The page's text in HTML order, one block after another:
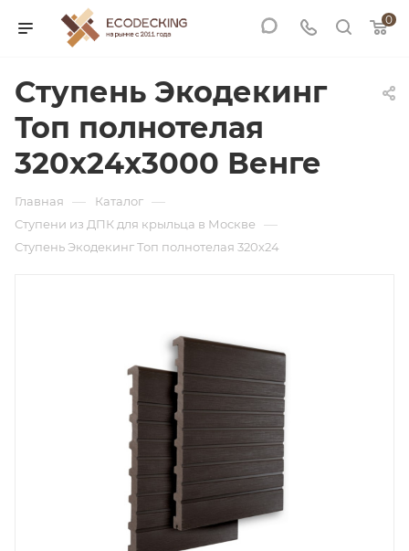
0
Ступень Экодекинг
Топ полнотелая
320х24x3000 Венге
Главная — Каталог —
Ступени из ДПК для крыльца в Москве —
Ступень Экодекинг Топ полнотелая 320х24